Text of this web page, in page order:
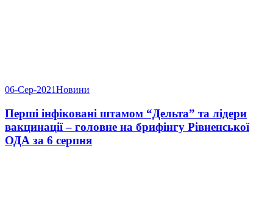
06-Сер-2021Новини
Перші інфіковані штамом “Дельта” та лідери
вакцинації – головне на брифінгу Рівненської
ОДА за 6 серпня